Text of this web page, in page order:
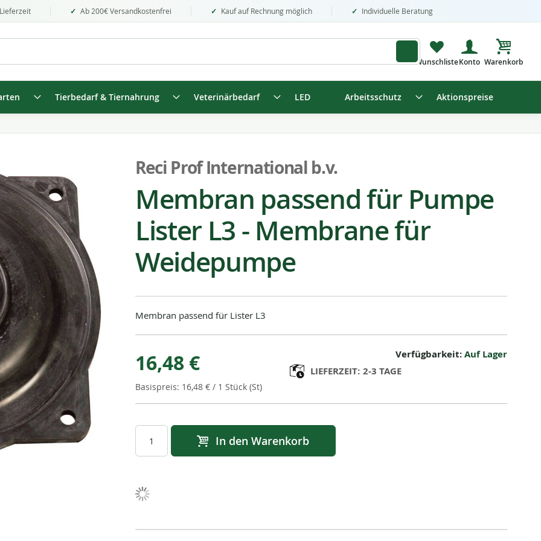
Ab 200€ Versandkostenfrei Kauf auf Rechnung möglich Individuelle Beratung
Mein
Tierbedarf & Tiernahrung Veterinärbedarf LED Arbeitsschutz Aktionspreise
Reci Prof International b.v.
Membran passend für Pumpe
Lister L3 - Membrane für
Weidepumpe
Membran passend für Lister L3
16,48 €
16,48 € / 1 Stück (St)
Verfügbarkeit:Auf Lager
LIEFERZEIT: 2-3 TAGE
In den Warenkorb